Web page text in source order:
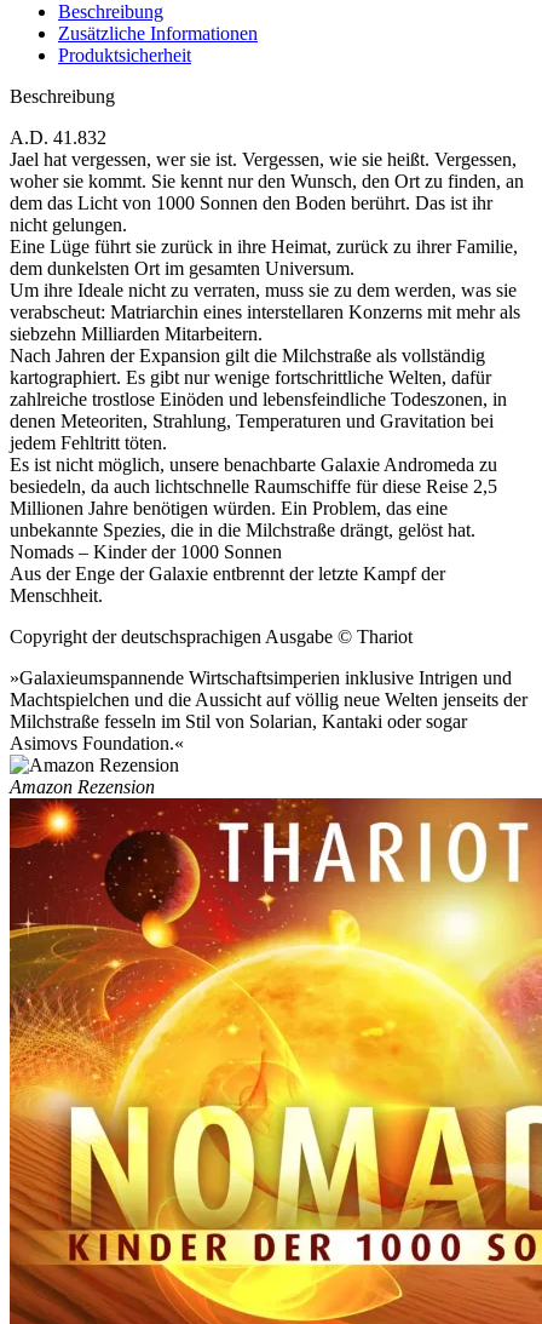
Beschreibung
Zusätzliche Informationen
Produktsicherheit
Beschreibung
A.D. 41.832
Jael hat vergessen, wer sie ist. Vergessen, wie sie heißt. Vergessen,
woher sie kommt. Sie kennt nur den Wunsch, den Ort zu finden, an
dem das Licht von 1000 Sonnen den Boden berührt. Das ist ihr
nicht gelungen.
Eine Lüge führt sie zurück in ihre Heimat, zurück zu ihrer Familie,
dem dunkelsten Ort im gesamten Universum.
Um ihre Ideale nicht zu verraten, muss sie zu dem werden, was sie
verabscheut: Matriarchin eines interstellaren Konzerns mit mehr als
siebzehn Milliarden Mitarbeitern.
Nach Jahren der Expansion gilt die Milchstraße als vollständig
kartographiert. Es gibt nur wenige fortschrittliche Welten, dafür
zahlreiche trostlose Einöden und lebensfeindliche Todeszonen, in
denen Meteoriten, Strahlung, Temperaturen und Gravitation bei
jedem Fehltritt töten.
Es ist nicht möglich, unsere benachbarte Galaxie Andromeda zu
besiedeln, da auch lichtschnelle Raumschiffe für diese Reise 2,5
Millionen Jahre benötigen würden. Ein Problem, das eine
unbekannte Spezies, die in die Milchstraße drängt, gelöst hat.
Nomads – Kinder der 1000 Sonnen
Aus der Enge der Galaxie entbrennt der letzte Kampf der
Menschheit.
Copyright der deutschsprachigen Ausgabe © Thariot
»Galaxieumspannende Wirtschaftsimperien inklusive Intrigen und
Machtspielchen und die Aussicht auf völlig neue Welten jenseits der
Milchstraße fesseln im Stil von Solarian, Kantaki oder sogar
Asimovs Foundation.«
Amazon Rezension